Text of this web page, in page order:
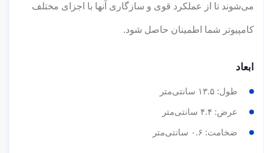
می‌شوند تا از عملکرد قوی و سازگاری آنها با اجزای مختلف
کامپیوتر شما اطمینان حاصل شود.
ابعاد
طول: ۱۳.۵ سانتی‌متر
عرض: ۴.۴ سانتی‌متر
ضخامت: ۰.۶ سانتی‌متر